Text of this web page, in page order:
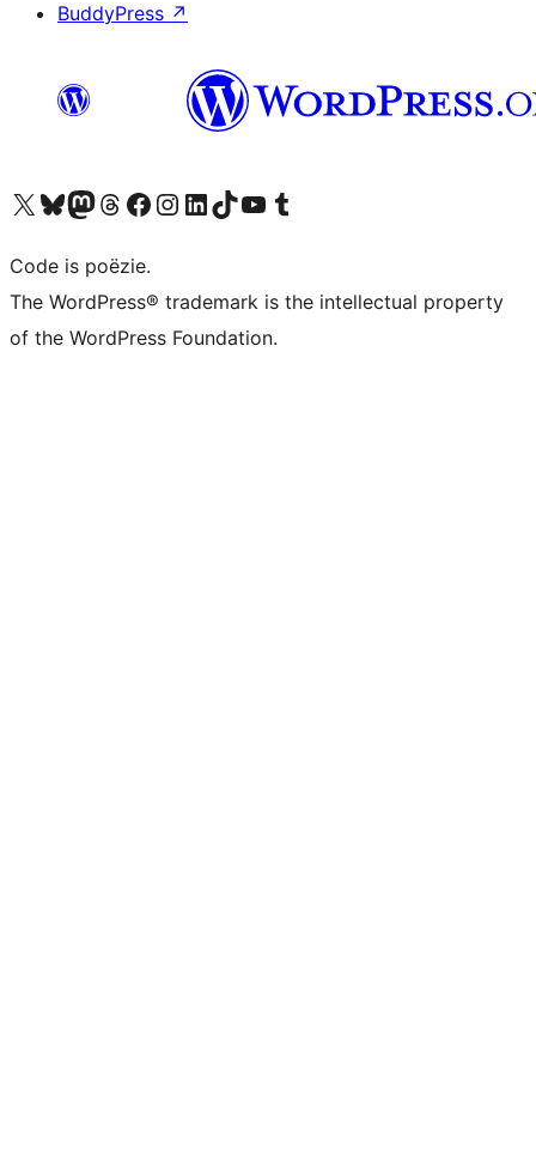
BuddyPress ↗
Bezoek ons X (voorheen Twitter) account
Bezoek ons Bluesky account
Bezoek ons Mastodon account
Bezoek ons Threads account
Onze Facebook pagina bezoeken
Bezoek ons Instagram account
Bezoek ons LinkedIn account
Bezoek ons TikTok account
Bezoek ons YouTube kanaalBezoek ons Tumblr account
Code is poëzie.
The WordPress® trademark is the intellectual property
of the WordPress Foundation.